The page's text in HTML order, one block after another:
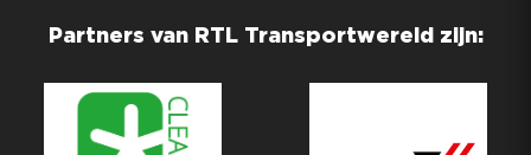
Partners van RTL Transportwereld zijn: